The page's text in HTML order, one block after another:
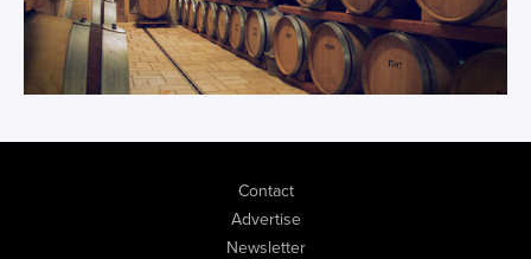
Contact
Advertise
Newsletter